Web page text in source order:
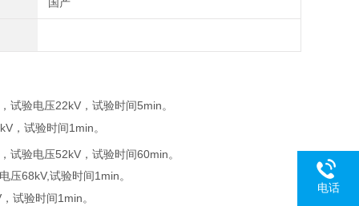
验电压22kV，试验时间5min。
，试验时间1min。
验电压52kV，试验时间60min。
压68kV,试验时间1min。
试验时间1min。
电话